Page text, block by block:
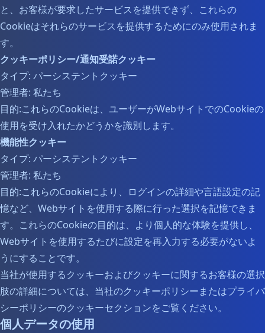
と、お客様が要求したサービスを提供できず、これらの
Cookieはそれらのサービスを提供するためにのみ使用されま
す。
クッキーポリシー/通知受諾クッキー
タイプ: パーシステントクッキー
管理者: 私たち
目的:これらのCookieは、ユーザーがWebサイトでのCookieの
使用を受け入れたかどうかを識別します。
機能性クッキー
タイプ: パーシステントクッキー
管理者: 私たち
目的:これらのCookieにより、ログインの詳細や言語設定の記
憶など、Webサイトを使用する際に行った選択を記憶できま
す。これらのCookieの目的は、より個人的な体験を提供し、
Webサイトを使用するたびに設定を再入力する必要がないよ
うにすることです。
当社が使用するクッキーおよびクッキーに関するお客様の選択
肢の詳細については、当社のクッキーポリシーまたはプライバ
シーポリシーのクッキーセクションをご覧ください。
個人データの使用